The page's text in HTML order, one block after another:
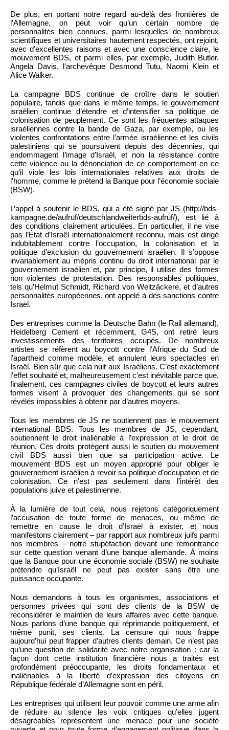
De plus, en portant notre regard au-delà des frontières de
l’Allemagne, on peut voir qu’un certain nombre de
personnalités bien connues, parmi lesquelles de nombreux
scientifiques et universitaires hautement respectés, ont rejoint,
avec d’excellentes raisons et avec une conscience claire, le
mouvement BDS, et parmi elles, par exemple, Judith Butler,
Angela Davis, l’archevêque Desmond Tutu, Naomi Klein et
Alice Walker.
La campagne BDS continue de croître dans le soutien
populaire, tandis que dans le même temps, le gouvernement
israélien continue d’étendre et d’intensifier sa politique de
colonisation de peuplement. Ce sont les fréquentes attaques
israéliennes contre la bande de Gaza, par exemple, ou les
violentes confrontations entre l’armée israélienne et les civils
palestiniens qui se poursuivent depuis des décennies, qui
endommagent l’image d’Israël, et non la résistance contre
cette violence ou la dénonciation de ce comportement en ce
qu’il viole les lois internationales relatives aux droits de
l’homme, comme le prétend la Banque pour l’économie sociale
(BSW).
L’appel à soutenir le BDS, qui a été signé par JS (http://bds-
kampagne.de/aufruf/deutschlandweiterbds-aufruf/), est lié à
des conditions clairement articulées. En particulier, il ne vise
pas l’État d’Israël internationalement reconnu, mais est dirigé
indubitablement contre l’occupation, la colonisation et la
politique d’exclusion du gouvernement israélien. Il s’oppose
invariablement au mépris continu du droit international par le
gouvernement israélien et, par principe, il utilise des formes
non violentes de protestation. Des responsables politiques,
tels qu’Helmut Schmidt, Richard von Weitzäckere, et d’autres
personnalités européennes, ont appelé à des sanctions contre
Israël.
Des entreprises comme la Deutsche Bahn (le Rail allemand),
Heidelberg Cement et récemment, G4S, ont retiré leurs
investissements des territoires occupés. De nombreux
artistes se réfèrent au boycott contre l’Afrique du Sud de
l’apartheid comme modèle, et annulent leurs spectacles en
Israël. Bien sûr que cela nuit aux Israéliens. C’est exactement
l’effet souhaité et, malheureusement c’est inévitable parce que,
finalement, ces campagnes civiles de boycott et leurs autres
formes visent à provoquer des changements qui se sont
révélés impossibles à obtenir par d’autres moyens.
Tous les membres de JS ne soutiennent pas le mouvement
international BDS. Tous les membres de JS, cependant,
soutiennent le droit inaliénable à l’expression et le droit de
réunion. Ces droits protègent aussi le soutien du mouvement
civil BDS aussi bien que sa participation active. Le
mouvement BDS est un moyen approprié pour obliger le
gouvernement israélien à revoir sa politique d’occupation et de
colonisation. Ce n’est pas seulement dans l’intérêt des
populations juive et palestinienne.
À la lumière de tout cela, nous rejetons catégoriquement
l’accusation de toute forme de menaces, ou même de
remettre en cause le droit d’Israël à exister, et nous
manifestons clairement – par rapport aux nombreux juifs parmi
nos membres – notre stupéfaction devant une remontrance
sur cette question venant d’une banque allemande. À moins
que la Banque pour une économie sociale (BSW) ne souhaite
prétendre qu’Israël ne peut pas exister sans être une
puissance occupante.
Nous demandons à tous les organismes, associations et
personnes privées qui sont des clients de la BSW de
reconsidérer le maintien de leurs affaires avec cette banque.
Nous parlons d’une banque qui réprimande politiquement, et
même punit, ses clients. La censure qui nous frappe
aujourd’hui peut frapper d’autres clients demain. Ce n’est pas
qu’une question de solidarité avec notre organisation : car la
façon dont cette institution financière nous a traités est
profondément préoccupante, les droits fondamentaux et
inaliénables à la liberté d’expression des citoyens en
République fédérale d’Allemagne sont en péril.
Les entreprises qui utilisent leur pouvoir comme une arme afin
de réduire au silence les voix critiques qu’elles jugent
désagréables représentent une menace pour une société